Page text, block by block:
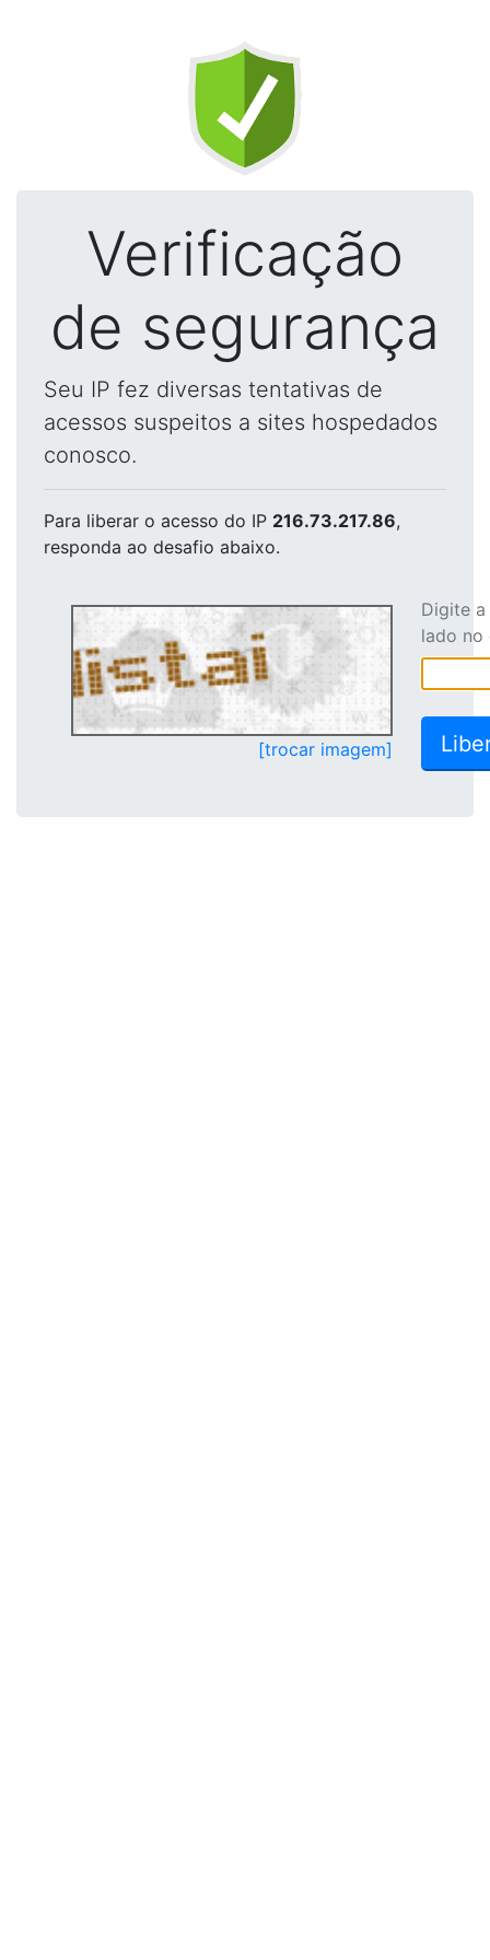
Verificação
de segurança
Seu IP fez diversas tentativas de
acessos suspeitos a sites hospedados
conosco.
Para liberar o acesso do IP 216.73.217.86,
responda ao desafio abaixo.
[trocar imagem]
Digite
lado no